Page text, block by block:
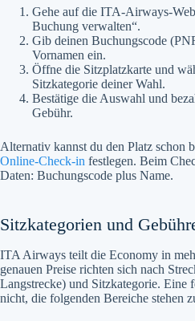
Gehe auf die ITA-Airways-
Buchung verwalten“.
Gib deinen Buchungscode
Vornamen ein.
Öffne die Sitzplatzkarte und
Sitzkategorie deiner Wahl.
Bestätige die Auswahl und
Gebühr.
Alternativ kannst du den Platz schon
Online-Check-in festlegen. Beim
Daten: Buchungscode plus Name.
Sitzkategorien und
ITA Airways teilt die Economy in
genauen Preise richten sich nach
Langstrecke) und Sitzkategorie. Eine
nicht, die folgenden Bereiche stehen